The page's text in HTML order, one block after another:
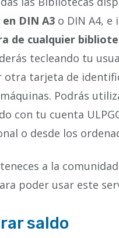
DIN A3 o DIN A4, e
de cualquier
tecleando tu
otra tarjeta de
Podrás
con tu cuenta
o desde los
a la
poder usar este
saldo